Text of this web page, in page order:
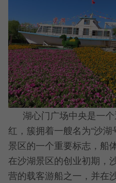
湖心门广场中央是一个
红，簇拥着一艘名为“沙
景区的一个重要标志，船
在沙湖景区的创业初期，
营的载客游船之一，并在